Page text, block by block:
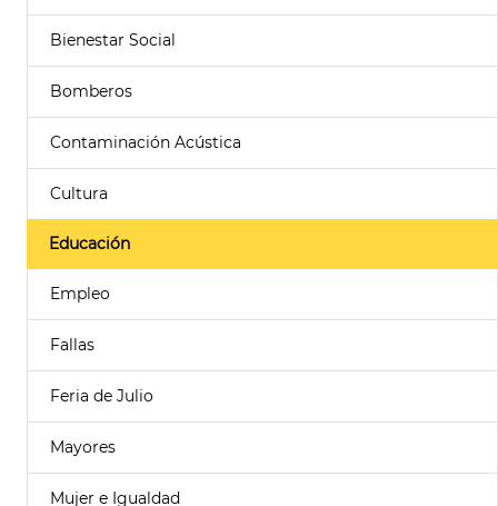
Bienestar Social
Bomberos
Contaminación Acústica
Cultura
Educación
Empleo
Fallas
Feria de Julio
Mayores
Mujer e Igualdad